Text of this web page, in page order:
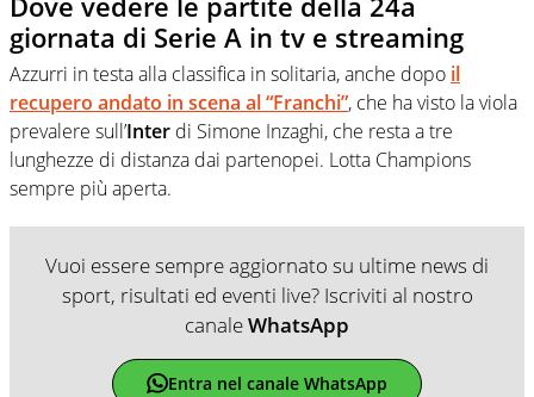
giornata di Serie A in tv e streaming
Azzurri in testa alla classifica in solitaria, anche dopo il
recupero andato in scena al “Franchi”, che ha visto la viola
prevalere sull’Inter di Simone Inzaghi, che resta a tre
lunghezze di distanza dai partenopei. Lotta Champions
sempre più aperta.
Vuoi essere sempre aggiornato su ultime news di
sport, risultati ed eventi live? Iscriviti al nostro
canaleWhatsApp
Entra nel canale WhatsApp